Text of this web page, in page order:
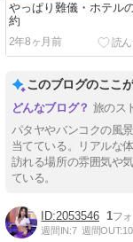
やっぱり難儀・ホテル
約
2年8ヶ月前
このブログのここ
旅のス
パタヤやバンコクの風
当てている。リアルな
訪れる場所の雰囲気や
ている。
2053546 1
週間IN:7 週間OUT: